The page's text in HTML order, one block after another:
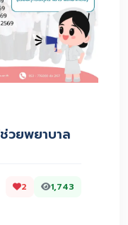
วยพยาบาล
2 1,743